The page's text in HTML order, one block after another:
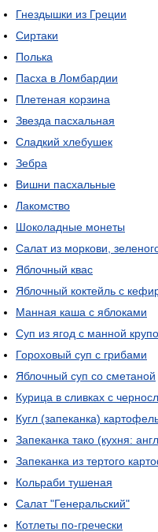
Гнездышки из Греции
Сиртаки
Полька
Пасха в Ломбардии
Плетеная корзина
Звезда пасхальная
Сладкий хлебушек
Зебра
Вишни пасхальные
Лакомство
Шоколадные монеты
Салат из моркови,
Яблочный квас
Яблочный коктейль с
Манная каша с яблоками
Суп из ягод с манной
Гороховый суп с грибами
Яблочный суп со сметаной
Курица в сливках с
Кугл (запеканка)
Запеканка тако (кухня:
Запеканка из тертого
Кольраби тушеная
Салат "Генеральский"
Котлеты по-гречески